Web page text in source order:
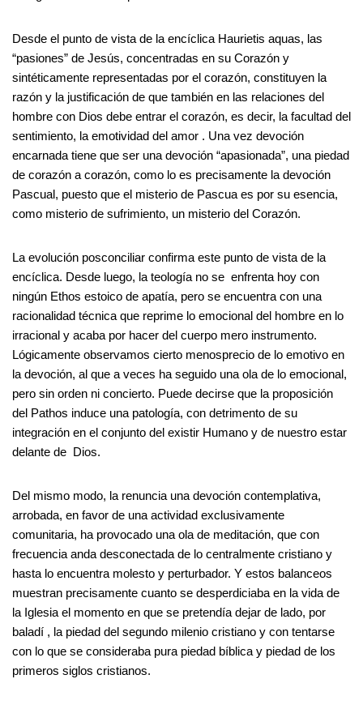
Desde el punto de vista de la encíclica Haurietis aquas, las
“pasiones” de Jesús, concentradas en su Corazón y
sintéticamente representadas por el corazón, constituyen la
razón y la justificación de que también en las relaciones del
hombre con Dios debe entrar el corazón, es decir, la facultad del
sentimiento, la emotividad del amor . Una vez devoción
encarnada tiene que ser una devoción “apasionada”, una piedad
de corazón a corazón, como lo es precisamente la devoción
Pascual, puesto que el misterio de Pascua es por su esencia,
como misterio de sufrimiento, un misterio del Corazón.
La evolución posconciliar confirma este punto de vista de la
encíclica. Desde luego, la teología no se enfrenta hoy con
ningún Ethos estoico de apatía, pero se encuentra con una
racionalidad técnica que reprime lo emocional del hombre en lo
irracional y acaba por hacer del cuerpo mero instrumento.
Lógicamente observamos cierto menosprecio de lo emotivo en
la devoción, al que a veces ha seguido una ola de lo emocional,
pero sin orden ni concierto. Puede decirse que la proposición
del Pathos induce una patología, con detrimento de su
integración en el conjunto del existir Humano y de nuestro estar
delante de Dios.
Del mismo modo, la renuncia una devoción contemplativa,
arrobada, en favor de una actividad exclusivamente
comunitaria, ha provocado una ola de meditación, que con
frecuencia anda desconectada de lo centralmente cristiano y
hasta lo encuentra molesto y perturbador. Y estos balanceos
muestran precisamente cuanto se desperdiciaba en la vida de
la Iglesia el momento en que se pretendía dejar de lado, por
baladí , la piedad del segundo milenio cristiano y con tentarse
con lo que se consideraba pura piedad bíblica y piedad de los
primeros siglos cristianos.